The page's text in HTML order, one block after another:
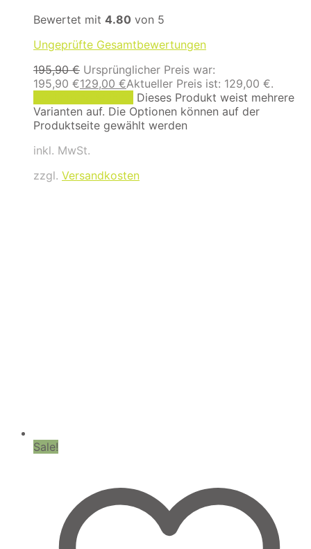
Bewertet mit 4.80 von 5
Ungeprüfte Gesamtbewertungen
195,90€ Ursprünglicher Preis war:
195,90 €129,00 €Aktueller Preis ist: 129,00 €.
Dieses Produkt weist mehrere
Varianten auf. Die Optionen können auf der
Produktseite gewählt werden
inkl. MwSt.
zzgl. Versandkosten
Sale!